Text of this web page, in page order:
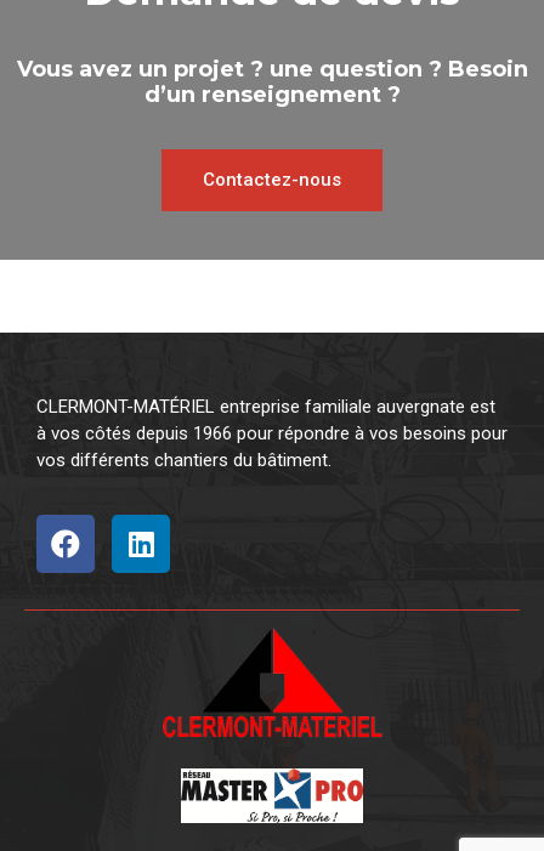
Vous avez un projet ? une question ? Besoin
d’un renseignement ?
Contactez-nous
CLERMONT-MATÉRIEL entreprise familiale auvergnate est
à vos côtés depuis 1966 pour répondre à vos besoins pour
vos différents chantiers du bâtiment.